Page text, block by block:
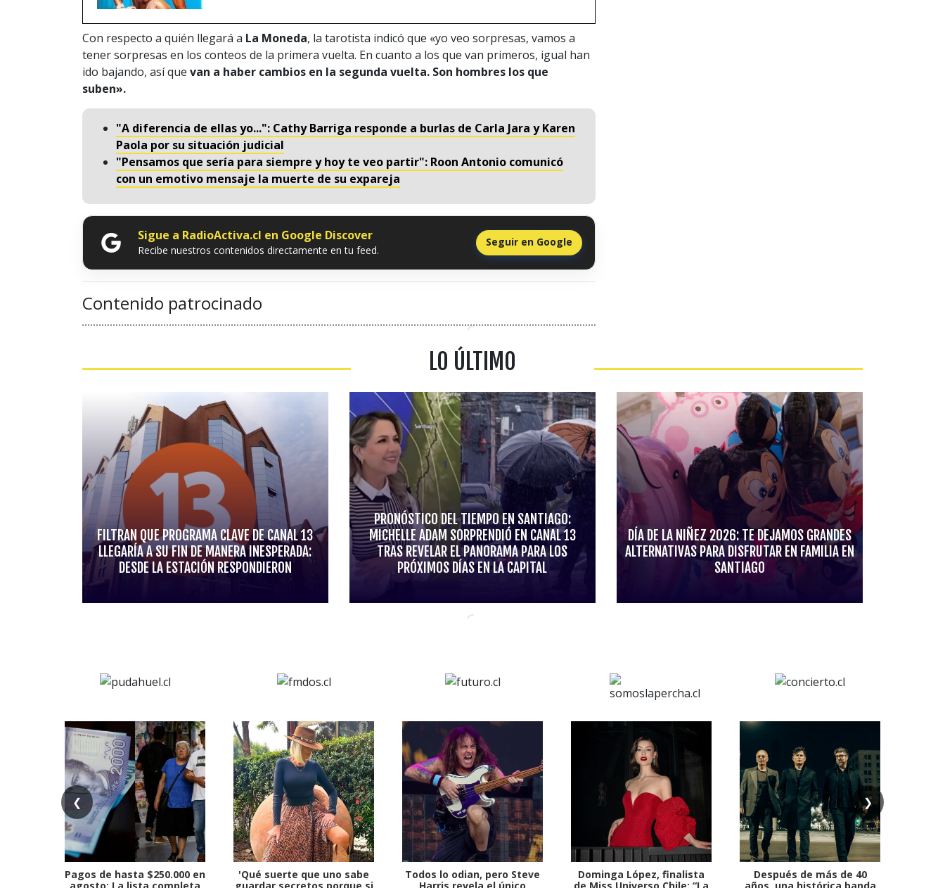
Con respecto a quién llegará a La Moneda, la tarotista indicó que «yo veo sorpresas, vamos a
tener sorpresas en los conteos de la primera vuelta. En cuanto a los que van primeros, igual han
ido bajando, así que van a haber cambios en la segunda vuelta. Son hombres los que
suben».
"A diferencia de ellas yo...": Cathy Barriga responde a burlas de Carla Jara y Karen
Paola por su situación judicial
"Pensamos que sería para siempre y hoy te veo partir": Roon Antonio comunicó
con un emotivo mensaje la muerte de su expareja
Sigue a RadioActiva.cl en Google Discover
Recibe nuestros contenidos directamente en tu feed.
Seguir en Google
Contenido patrocinado
LO ÚLTIMO
FILTRAN QUE PROGRAMA CLAVE DE CANAL 13
LLEGARÍA A SU FIN DE MANERA INESPERADA:
DESDE LA ESTACIÓN RESPONDIERON
PRONÓSTICO DEL TIEMPO EN SANTIAGO:
MICHELLE ADAM SORPRENDIÓ EN CANAL 13
TRAS REVELAR EL PANORAMA PARA LOS
PRÓXIMOS DÍAS EN LA CAPITAL
DÍA DE LA NIÑEZ 2026: TE DEJAMOS GRANDES
ALTERNATIVAS PARA DISFRUTAR EN FAMILIA EN
SANTIAGO
❮ ❯
Pagos de hasta $250.000 en
agosto: La lista completa
'Qué suerte que uno sabe
guardar secretos porque si
Todos lo odian, pero Steve
Harris revela el único
Dominga López, finalista
de Miss Universo Chile: “La
Después de más de 40
años, una histórica banda